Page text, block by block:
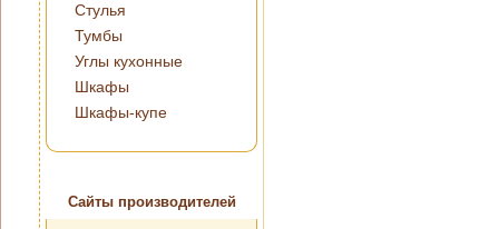
Стулья
Тумбы
Углы кухонные
Шкафы
Шкафы-купе
Сайты производителей